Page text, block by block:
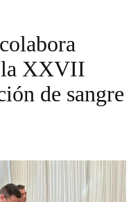
la XXVII
de sangre